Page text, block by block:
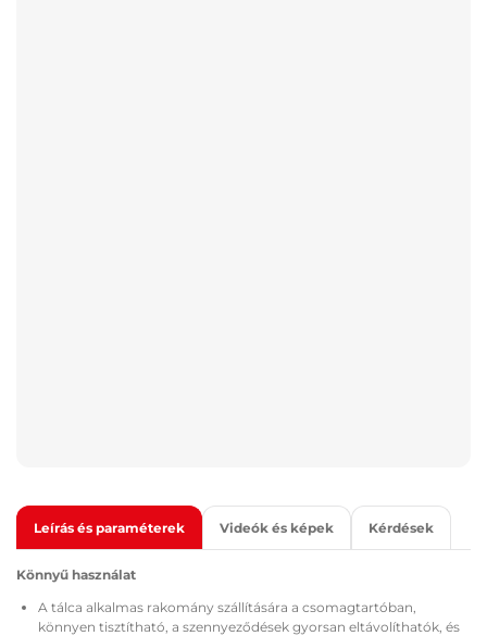
Leírás és paraméterek Videók és képek Kérdések
Könnyű használat
A tálca alkalmas rakomány szállítására a csomagtartóban,
könnyen tisztítható, a szennyeződések gyorsan eltávolíthatók, és